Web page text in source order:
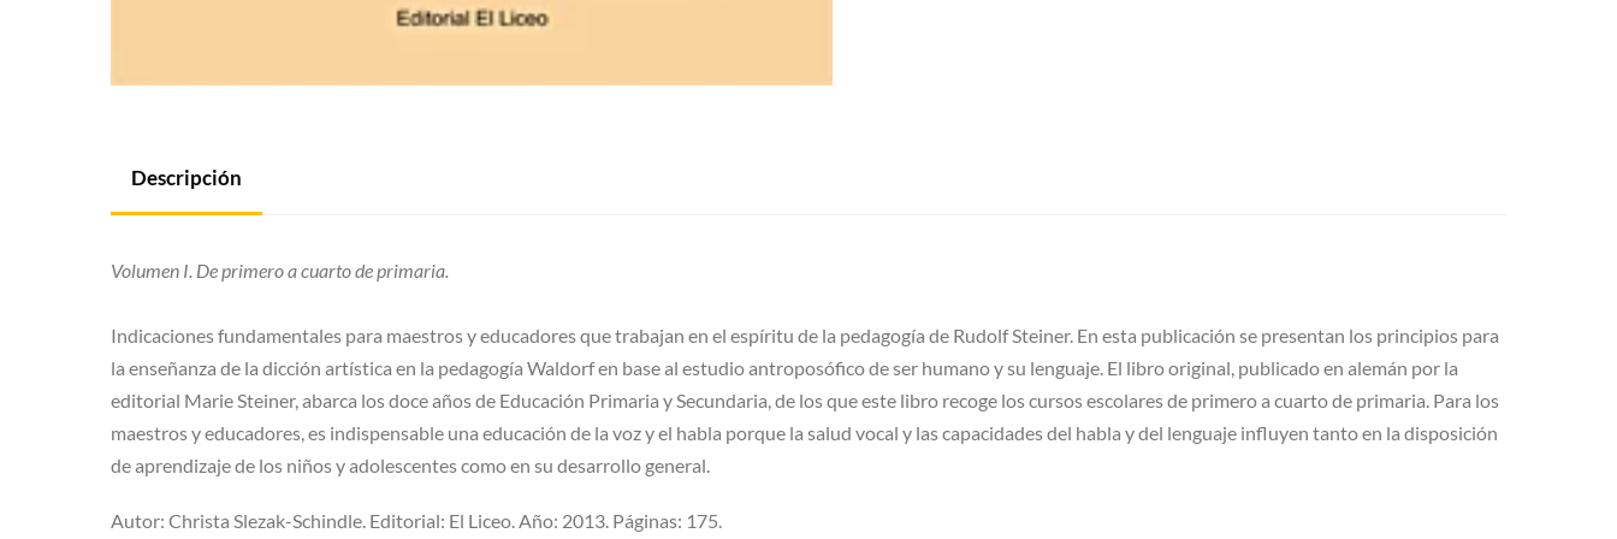
Descripción
Volumen I. De primero a cuarto de primaria.
Indicaciones fundamentales para maestros y educadores que trabajan en el espíritu de la pedagogía de Rudolf Steiner. En esta publicación se presentan los principios para
la enseñanza de la dicción artística en la pedagogía Waldorf en base al estudio antroposófico de ser humano y su lenguaje. El libro original, publicado en alemán por la
editorial Marie Steiner, abarca los doce años de Educación Primaria y Secundaria, de los que este libro recoge los cursos escolares de primero a cuarto de primaria. Para los
maestros y educadores, es indispensable una educación de la voz y el habla porque la salud vocal y las capacidades del habla y del lenguaje influyen tanto en la disposición
de aprendizaje de los niños y adolescentes como en su desarrollo general.
Autor: Christa Slezak-Schindle. Editorial: El Liceo. Año: 2013. Páginas: 175.